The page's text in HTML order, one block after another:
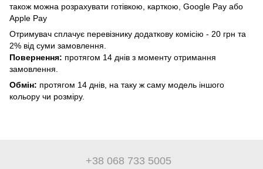
також можна розрахувати готівкою, карткою, Google Pay або
Apple Pay
Отримувач сплачує перевізнику додаткову комісію - 20 грн та
2% від суми замовлення.
Повернення: протягом 14 днів з моменту отримання
замовлення.
Обмін: протягом 14 днів, на таку ж саму модель іншого
кольору чи розміру.
+38 068 733 5005